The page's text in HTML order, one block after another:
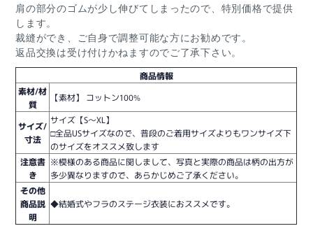
肩の部分のゴムが少し伸びてしまったので、特別価格で提供
します。
裁縫ができ、ご自身で調整可能な方にお勧めです。
返品交換は受け付けかねますのでご了承下さい。
商品情報
素材/材
質
【素材】 コットン100%
サイズ/
寸法
サイズ【S〜XL】
□全品USサイズなので、普段のご着用サイズよりもワンサイズ下
のサイズをオススメ致します
注意書
き
※模様のある商品に関しまして、写真と実際の商品は柄の出方が
多少異なりますので、あらかじめご了承ください。
その他
商品説
明
◆結婚式やフラのステージ衣装におススメです。